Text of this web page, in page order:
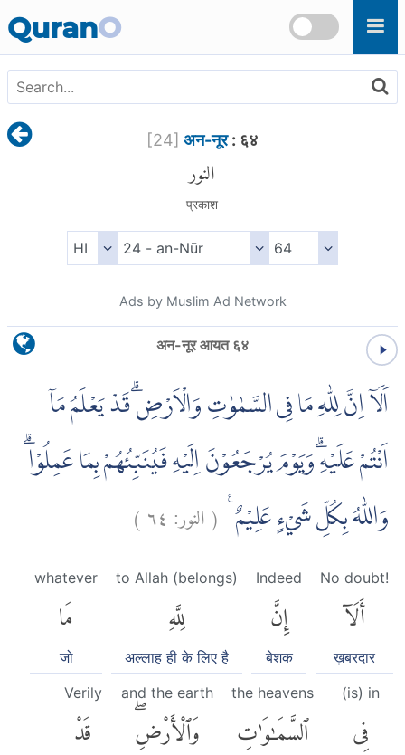
QuranO
[24] अन-नूर: ६४
النور
प्रकाश
Ads by Muslim Ad Network
अन-नूर आयत ६४
اَلَآ اِنَّ لِلّٰهِ مَا فِى السَّمٰوٰتِ وَالْاَرْضِۗ قَدْ يَعْلَمُ مَآ
اَنْتُمْ عَلَيْهِۗ وَيَوْمَ يُرْجَعُوْنَ اِلَيْهِ فَيُنَبِّئُهُمْ بِمَا عَمِلُوْاۗ
وَاللّٰهُ بِكُلِّ شَيْءٍ عَلِيْمٌ ࣖ (النور: ٦٤)
No doubt!
أَلَآ
ख़बरदार
Indeed
إِنَّ
बेशक
to Allah (belongs)
لِلَّهِ
अल्लाह ही के लिए है
whatever
مَا
जो
(is) in
فِى
the heavens
ٱلسَّمَٰوَٰتِ
and the earth
وَٱلْأَرْضِۖ
Verily
قَدْ